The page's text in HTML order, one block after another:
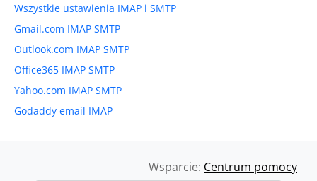
Wszystkie ustawienia IMAP i SMTP
Gmail.com IMAP SMTP
Outlook.com IMAP SMTP
Office365 IMAP SMTP
Yahoo.com IMAP SMTP
Godaddy email IMAP
Wsparcie: Centrum pomocy